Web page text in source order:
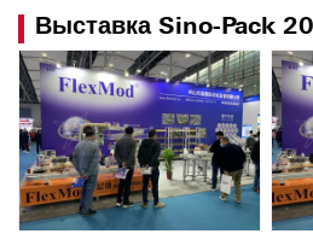
Выставка Sino-Pack